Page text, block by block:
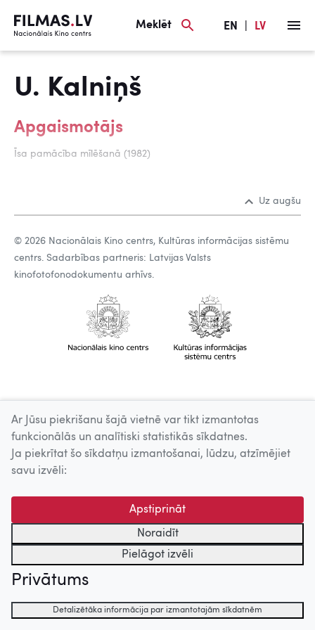
Meklēt EN LV
U. Kalniņš
Apgaismotājs
Īsa pamācība mīlēšanā (1982)
Uz augšu
© 2026 Nacionālais Kino centrs, Kultūras informācijas sistēmu
centrs. Sadarbības partneris: Latvijas Valsts
kinofotofonodokumentu arhīvs.
Ar Jūsu piekrišanu šajā vietnē var tikt izmantotas
funkcionālās un analītiski statistikās sīkdatnes.
Ja piekrītat šo sīkdatņu izmantošanai, lūdzu, atzīmējiet
savu izvēli:
Apstiprināt
Noraidīt
Pielāgot izvēli
Privātums
Detalizētāka informācija par izmantotajām sīkdatnēm